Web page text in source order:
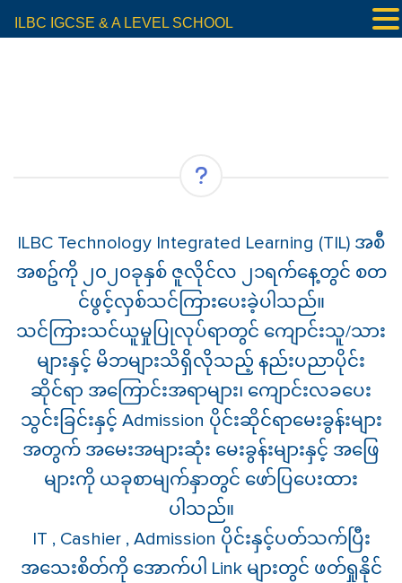
ILBC Technology Integrated Learning (TIL) အစီ
အစဥ်ကို ၂၀၂၀ခုနှစ် ဇူလိုင်လ ၂၁ရက်နေ့တွင် စတ
င်ဖွင့်လှစ်သင်ကြားပေးခဲ့ပါသည်။
သင်ကြားသင်ယူမှုပြုလုပ်ရာတွင် ကျောင်းသူ/သား
များနှင့် မိဘများသိရှိလိုသည့် နည်းပညာပိုင်း
ဆိုင်ရာ အကြောင်းအရာများ၊ ကျောင်းလခပေး
သွင်းခြင်းနှင့် Admission ပိုင်းဆိုင်ရာမေးခွန်းများ
အတွက် အမေးအများဆုံး မေးခွန်းများနှင့် အဖြေ
များကို ယခုစာမျက်နှာတွင် ဖော်ပြပေးထား
ပါသည်။
IT , Cashier , Admission ပိုင်းနှင့်ပတ်သက်ပြီး
အသေးစိတ်ကို အောက်ပါ Link များတွင် ဖတ်ရှုနိုင်
ILBC IGCSE & A LEVEL SCHOOL